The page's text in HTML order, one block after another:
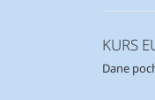
KURS
Dane